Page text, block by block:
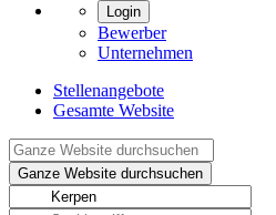
Login
Bewerber
Unternehmen
Stellenangebote
Gesamte Website